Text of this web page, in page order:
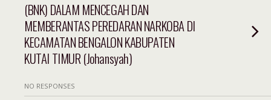
(BNK) DALAM MENCEGAH DAN
MEMBERANTAS PEREDARAN NARKOBA DI
KECAMATAN BENGALON KABUPATEN
KUTAI TIMUR (Johansyah)
NO RESPONSES